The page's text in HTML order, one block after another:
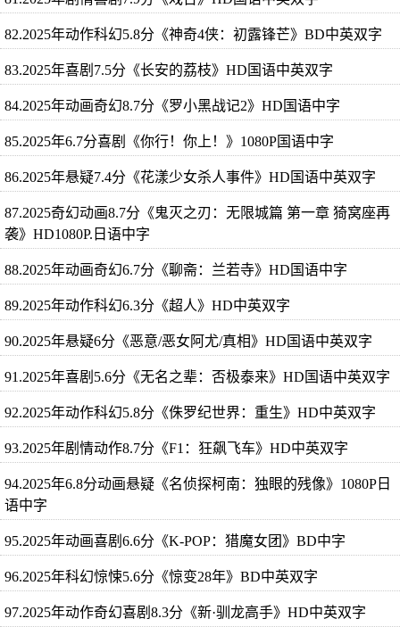
82.2025年动作科幻5.8分《神奇4侠：初露锋芒》BD中英双字
83.2025年喜剧7.5分《长安的荔枝》HD国语中英双字
84.2025年动画奇幻8.7分《罗小黑战记2》HD国语中字
85.2025年6.7分喜剧《你行！你上！》1080P国语中字
86.2025年悬疑7.4分《花漾少女杀人事件》HD国语中英双字
87.2025奇幻动画8.7分《鬼灭之刃：无限城篇 第一章 猗窝座再
袭》HD1080P.日语中字
88.2025年动画奇幻6.7分《聊斋：兰若寺》HD国语中字
89.2025年动作科幻6.3分《超人》HD中英双字
90.2025年悬疑6分《恶意/恶女阿尤/真相》HD国语中英双字
91.2025年喜剧5.6分《无名之辈：否极泰来》HD国语中英双字
92.2025年动作科幻5.8分《侏罗纪世界：重生》HD中英双字
93.2025年剧情动作8.7分《F1：狂飙飞车》HD中英双字
94.2025年6.8分动画悬疑《名侦探柯南：独眼的残像》1080P日
语中字
95.2025年动画喜剧6.6分《K-POP：猎魔女团》BD中字
96.2025年科幻惊悚5.6分《惊变28年》BD中英双字
97.2025年动作奇幻喜剧8.3分《新·驯龙高手》HD中英双字